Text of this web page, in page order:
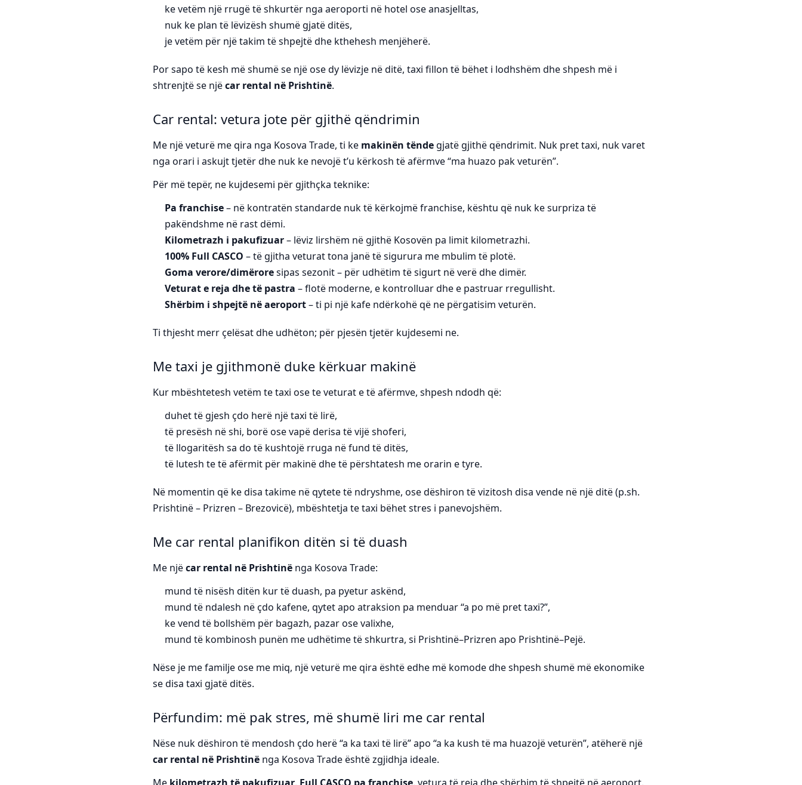
ke vetëm një rrugë të shkurtër nga aeroporti në hotel ose anasjelltas,
nuk ke plan të lëvizësh shumë gjatë ditës,
je vetëm për një takim të shpejtë dhe kthehesh menjëherë.
Por sapo të kesh më shumë se një ose dy lëvizje në ditë, taxi fillon të bëhet i lodhshëm dhe shpesh më i
shtrenjtë se njëcar rental në Prishtinë.
Car rental: vetura jote për gjithë qëndrimin
Me një veturë me qira nga Kosova Trade, ti ke makinën tënde gjatë gjithë qëndrimit. Nuk pret taxi, nuk varet
nga orari i askujt tjetër dhe nuk ke nevojë t’u kërkosh të afërmve “ma huazo pak veturën”.
Për më tepër, ne kujdesemi për gjithçka teknike:
Pa franchise– në kontratën standarde nuk të kërkojmë franchise, kështu që nuk ke surpriza të
pakëndshme në rast dëmi.
Kilometrazh i pakufizuar– lëviz lirshëm në gjithë Kosovën pa limit kilometrazhi.
100% Full CASCO – të gjitha veturat tona janë të sigurura me mbulim të plotë.
Goma verore/dimëroresipas sezonit – për udhëtim të sigurt në verë dhe dimër.
Veturat e reja dhe të pastra – flotë moderne, e kontrolluar dhe e pastruar rregullisht.
Shërbim i shpejtë në aeroport– ti pi një kafe ndërkohë që ne përgatisim veturën.
Ti thjesht merr çelësat dhe udhëton; për pjesën tjetër kujdesemi ne.
Me taxi je gjithmonë duke kërkuar makinë
Kur mbështetesh vetëm te taxi ose te veturat e të afërmve, shpesh ndodh që:
duhet të gjesh çdo herë një taxi të lirë,
të presësh në shi, borë ose vapë derisa të vijë shoferi,
të llogaritësh sa do të kushtojë rruga në fund të ditës,
të lutesh te të afërmit për makinë dhe të përshtatesh me orarin e tyre.
Në momentin që ke disa takime në qytete të ndryshme, ose dëshiron të vizitosh disa vende në një ditë (p.sh.
Prishtinë – Prizren – Brezovicë), mbështetja te taxi bëhet stres i panevojshëm.
Me car rental planifikon ditën si të duash
Me njëcar rental në Prishtinë nga Kosova Trade:
mund të nisësh ditën kur të duash, pa pyetur askënd,
mund të ndalesh në çdo kafene, qytet apo atraksion pa menduar “a po më pret taxi?”,
ke vend të bollshëm për bagazh, pazar ose valixhe,
mund të kombinosh punën me udhëtime të shkurtra, si Prishtinë–Prizren apo Prishtinë–Pejë.
Nëse je me familje ose me miq, një veturë me qira është edhe më komode dhe shpesh shumë më ekonomike
se disa taxi gjatë ditës.
Përfundim: më pak stres, më shumë liri me car rental
Nëse nuk dëshiron të mendosh çdo herë “a ka taxi të lirë” apo “a ka kush të ma huazojë veturën”, atëherë një
car rental në Prishtinë nga Kosova Trade është zgjidhja ideale.